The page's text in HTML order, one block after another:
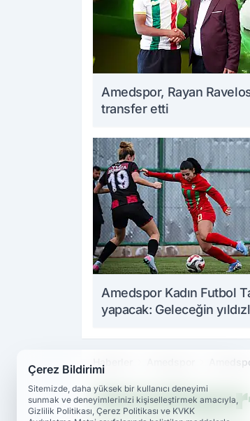
Amedspor, Rayan
transfer etti
Amedspor Kadın Futbol
yapacak: Geleceğin
Haberler
Çerez Bildirimi
Sitemizde, daha yüksek bir kullanıcı deneyimi
sunmak ve deneyimlerinizi kişiselleştirmek amacıyla,
Gizlilik Politikası, Çerez Politikası ve KVKK